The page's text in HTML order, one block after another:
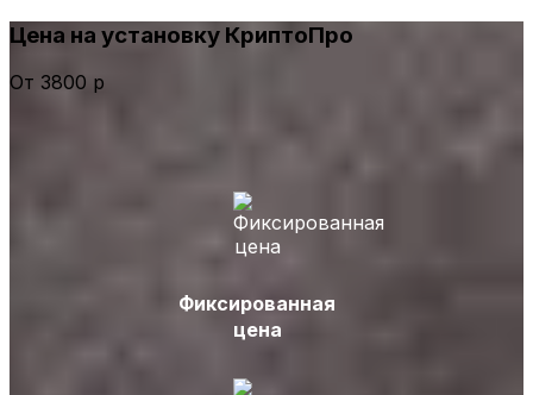
Цена на установку КриптоПро
От 3800 р
Фиксированная
цена